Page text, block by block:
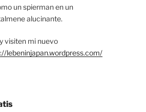
un spierman en un
alucinante.
visiten mi nuevo
lebeninjapan.wordpress.com/